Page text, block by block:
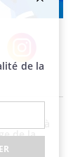
Instagram
de la
de la